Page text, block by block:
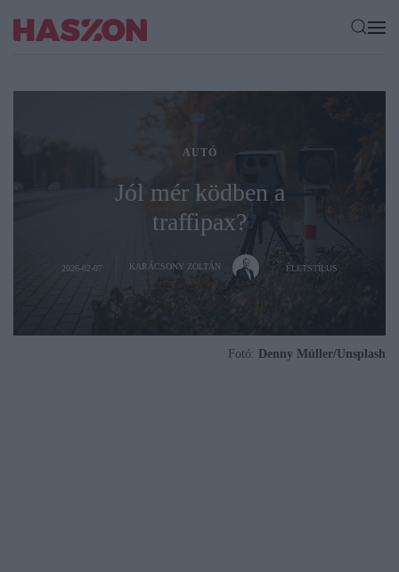
AUTÓ
Jól mér ködben a
traffipax?
2026-02-07 KARÁCSONY ZOLTÁN ÉLETSTÍLUS
Fotó: Denny Müller/Unsplash